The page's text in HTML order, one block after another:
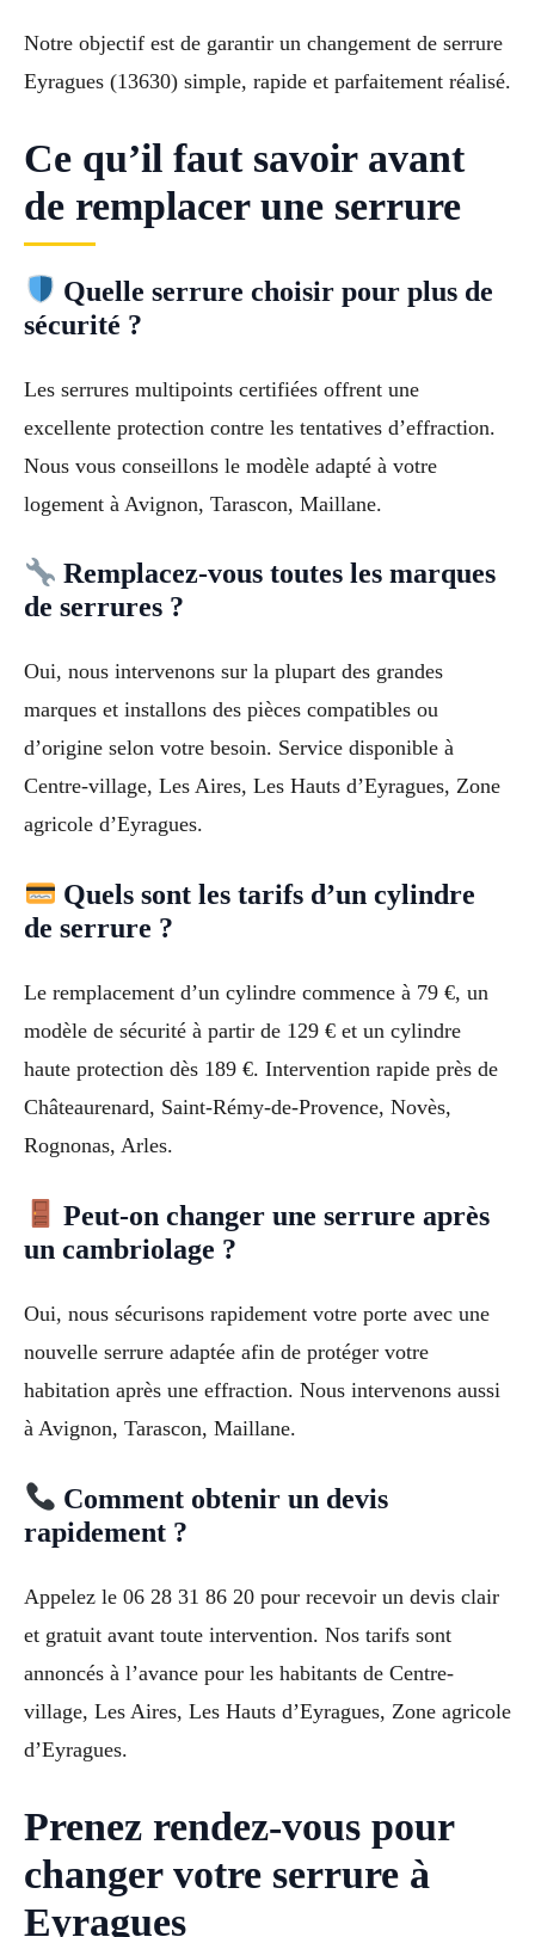
Notre objectif est de garantir un changement de serrure
Eyragues (13630) simple, rapide et parfaitement réalisé.
Ce qu’il faut savoir avant
de remplacer une serrure
Quelle serrure choisir pour plus de
sécurité ?
Les serrures multipoints certifiées offrent une
excellente protection contre les tentatives d’effraction.
Nous vous conseillons le modèle adapté à votre
logement à Avignon, Tarascon, Maillane.
Remplacez-vous toutes les marques
de serrures ?
Oui, nous intervenons sur la plupart des grandes
marques et installons des pièces compatibles ou
d’origine selon votre besoin. Service disponible à
Centre-village, Les Aires, Les Hauts d’Eyragues, Zone
agricole d’Eyragues.
Quels sont les tarifs d’un cylindre
de serrure ?
Le remplacement d’un cylindre commence à 79 €, un
modèle de sécurité à partir de 129 € et un cylindre
haute protection dès 189 €. Intervention rapide près de
Châteaurenard, Saint-Rémy-de-Provence, Novès,
Rognonas, Arles.
Peut-on changer une serrure après
un cambriolage ?
Oui, nous sécurisons rapidement votre porte avec une
nouvelle serrure adaptée afin de protéger votre
habitation après une effraction. Nous intervenons aussi
à Avignon, Tarascon, Maillane.
Comment obtenir un devis
rapidement ?
Appelez le 06 28 31 86 20 pour recevoir un devis clair
et gratuit avant toute intervention. Nos tarifs sont
annoncés à l’avance pour les habitants de Centre-
village, Les Aires, Les Hauts d’Eyragues, Zone agricole
d’Eyragues.
Prenez rendez-vous pour
changer votre serrure à
Eyragues